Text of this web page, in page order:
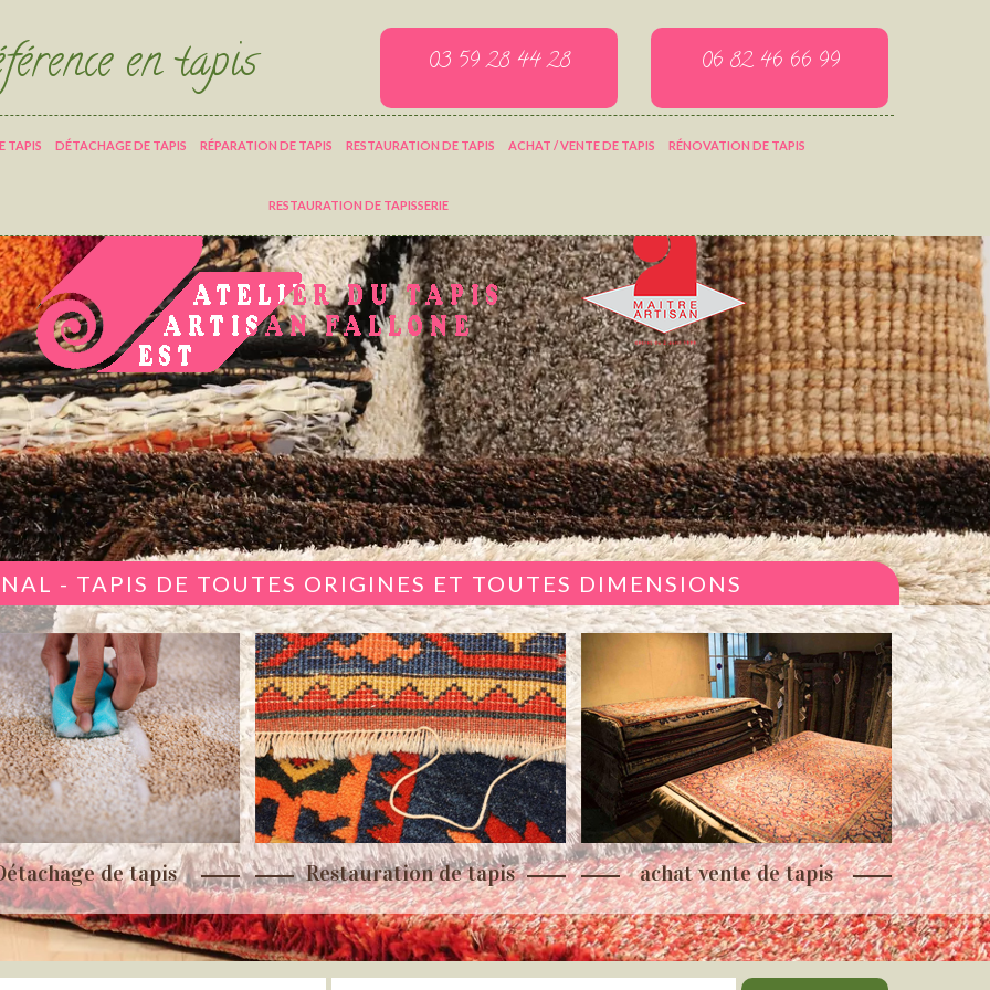
en tapis 03 59 28 44 28 06 82 46 66 99
TAPIS DÉTACHAGE DE TAPIS RÉPARATION DE TAPIS RESTAURATION DE TAPIS ACHAT / VENTE DE TAPIS RÉNOVATION DE TAPIS
RESTAURATION DE TAPISSERIE
- TAPIS DE TOUTES ORIGINES ET TOUTES DIMENSIONS
de tapis Restauration de tapis achat vente de tapis